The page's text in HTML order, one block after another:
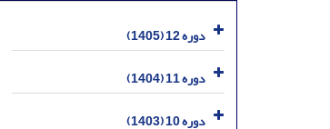
دوره 12 (1405)
دوره 11 (1404)
دوره 10 (1403)